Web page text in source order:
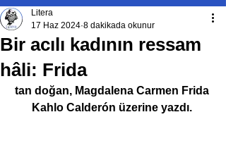
Bir acılı kadının ressam
hâli: Frida
Litera
17 Haz 2024 8 dakikada okunur
tan doğan, Magdalena Carmen Frida
Kahlo Calderón üzerine yazdı.